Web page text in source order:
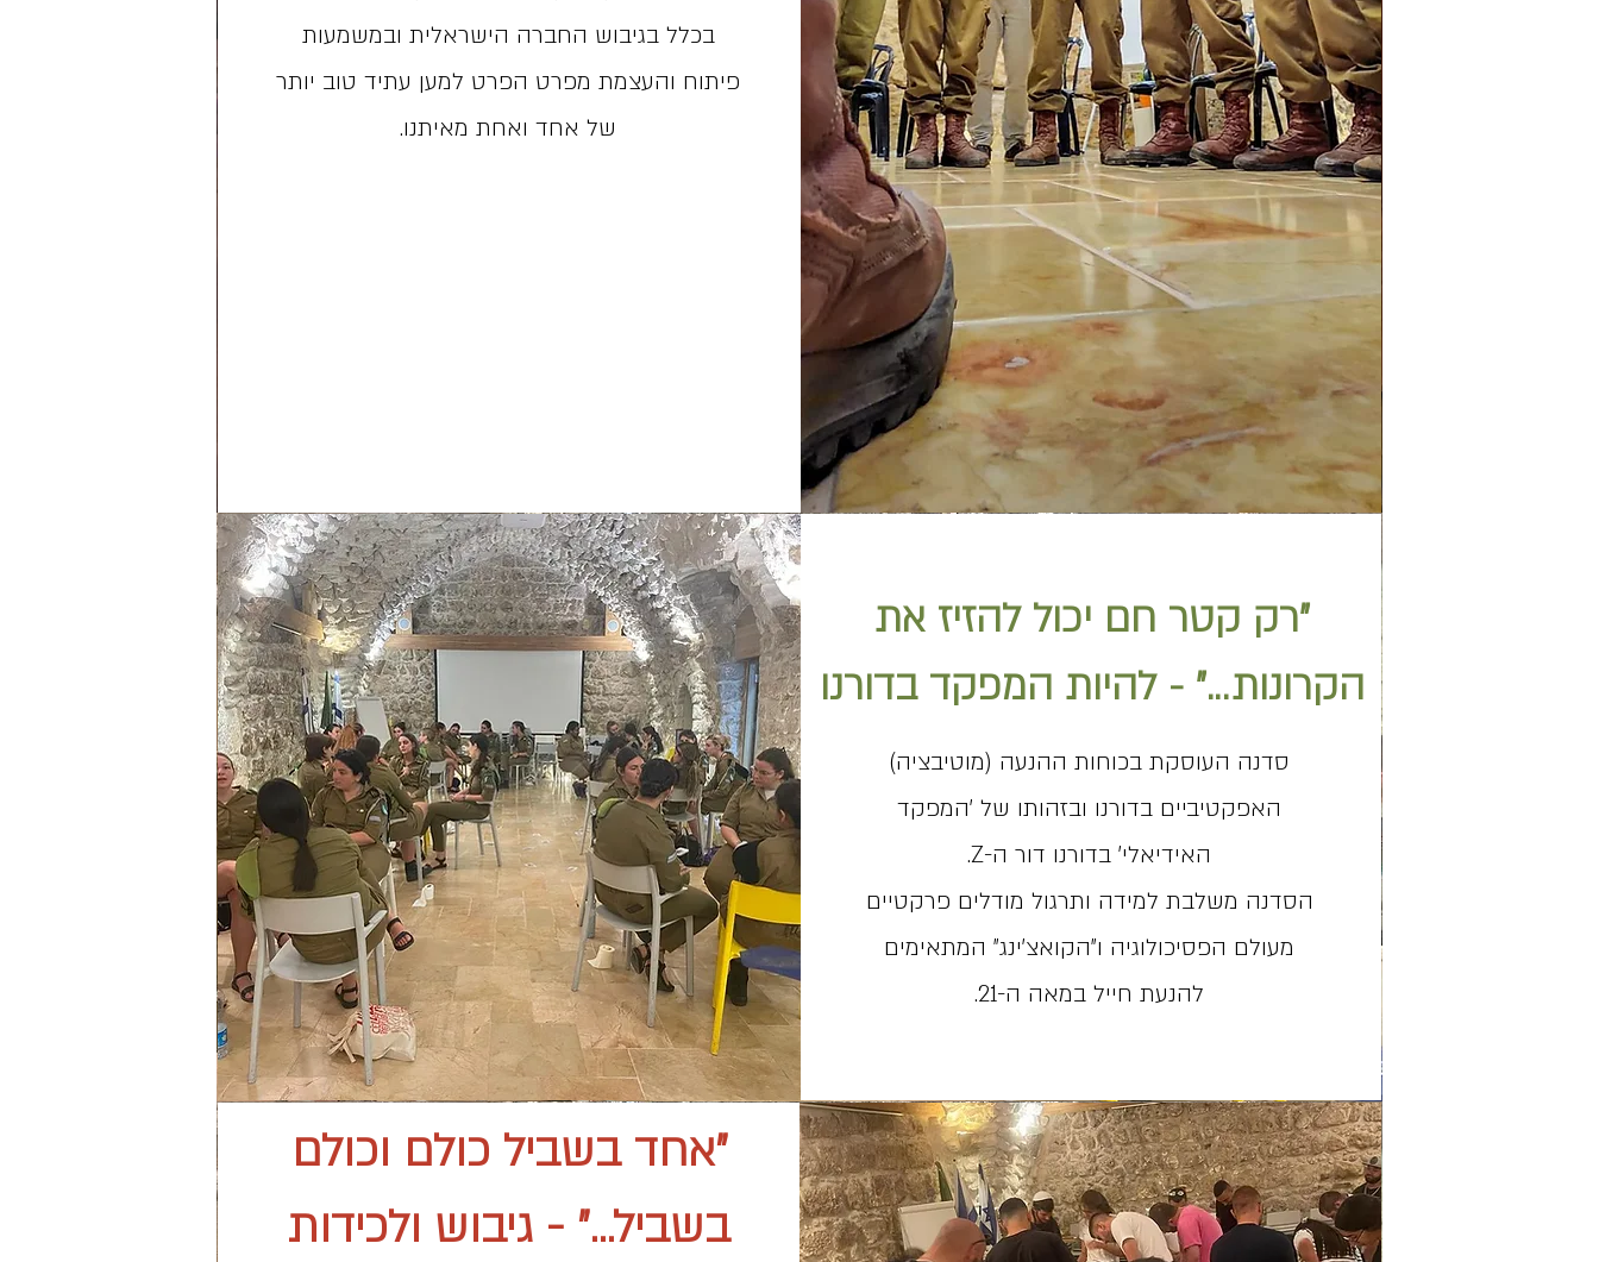
בכלל בגיבוש החברה הישראלית ובמשמעות
פיתוח והעצמת מפרט הפרט למען עתיד טוב יותר
של אחד ואחת מאיתנו.
"רק קטר חם יכול להזיז את
הקרונות..." - להיות המפקד בדורנו
סדנה העוסקת בכוחות ההנעה (מוטיבציה)
האפקטיביים בדורנו ובזהותו של 'המפקד
האידיאלי' בדורנו דור ה-Z.
הסדנה משלבת למידה ותרגול מודלים פרקטיים
מעולם הפסיכולוגיה ו"הקואצ'ינג" המתאימים
להנעת חייל במאה ה-21.
"אחד בשביל כולם וכולם
בשביל…" - גיבוש ולכידות